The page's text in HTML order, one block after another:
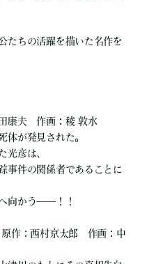
たちの活躍を描いた名作を
康夫 作画：稜 敦水
体が発見された。
光彦は、
事件の関係者であることに
向かう――！！
作：西村京太郎 作画：中